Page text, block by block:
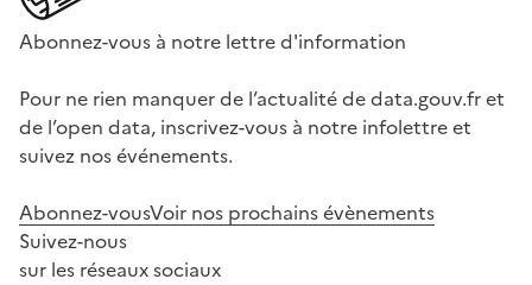
Abonnez-vous à notre lettre d'information
Pour ne rien manquer de l’actualité de data.gouv.fr et
de l’open data, inscrivez-vous à notre infolettre et
suivez nos événements.
Abonnez-vousVoir nos prochains évènements
Suivez-nous
sur les réseaux sociaux